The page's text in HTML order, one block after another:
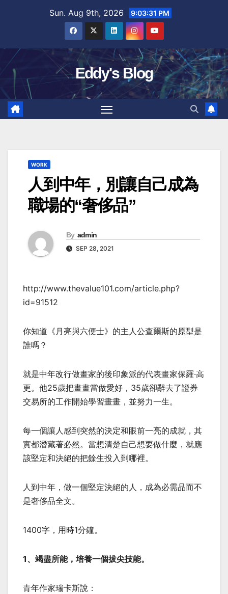
Sun. Aug 9th, 2026 9:03:32 PM
Eddy's Blog
WORK
人到中年，別讓自己成為
職場的“奢侈品”
By admin
SEP 28, 2021
http://www.thevalue101.com/article.php?
id=91512
你知道《月亮與六便士》的主人公查爾斯的原型是
誰嗎？
就是中年改行做畫家的後印象派的代表畫家保羅·高
更。他25歲把畫畫當做愛好，35歲卻辭去了證券
交易所的工作開始學習畫畫，並努力一生。
每一個讓人感到突然的決定和眼前一亮的成就，其
實都潛藏著必然。當想清楚自己想要做什麼，就應
該堅定和決絕的把餘生投入到哪裡。
人到中年，做一個堅定決絕的人，成為必需品而不
是奢侈品全文。
1400字，用時1分鐘。
1、竭盡所能，培養一個拔尖技能。
青年作家瑞卡斯說：